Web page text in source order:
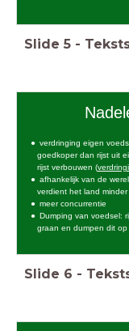
Slide 5 -
verdringing eigen
goedkoper dan rijst uit
rijst verbouwen (
afhankelijk van de
verdient het land minder
meer concurrentie
Dumping van voedsel:
graan en dumpen dit op
Slide 6 -